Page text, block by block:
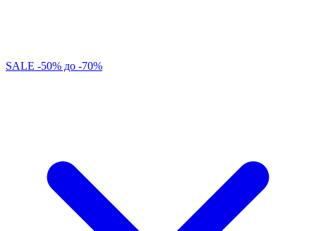
SALE -50% до -70%